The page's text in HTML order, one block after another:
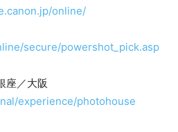
online/
secure/powershot_pick.asp
座／大阪
experience/photohouse